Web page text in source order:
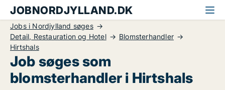
JOBNORDJYLLAND.DK
Jobs i Nordjylland søges
Detail, Restauration og Hotel
Blomsterhandler
Hirtshals
Job søges som
blomsterhandler i Hirtshals